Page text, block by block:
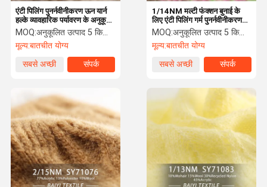
एंटी पिलिंग पुनर्नवीनीकरण ऊन यार्न
हल्के व्यावहारिक पर्यावरण के अनुकूल
1/9NM
MOQ:अनुकूलित उत्पाद 5 किलो न्यूनतम आदेश, स्पॉट 1 किलो न्यूनतम आदेश
मूल्य:बातचीत योग्य
सबसे अच्छी
संपर्क
1/14NM मल्टी फंक्शन बुनाई के
लिए एंटी पिलिंग गर्म पुनर्नवीनीकरण
ऊन
MOQ:अनुकूलित उत्पाद 5 किलो न्यूनतम आदेश, स्पॉट 1 किलो न्यूनतम आदेश
मूल्य:बातचीत योग्य
सबसे अच्छी
संपर्क